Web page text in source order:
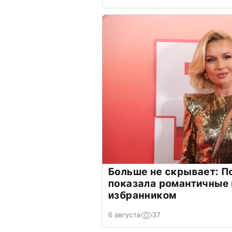
Больше не скрывает:
показала
избранником
6 августа 37